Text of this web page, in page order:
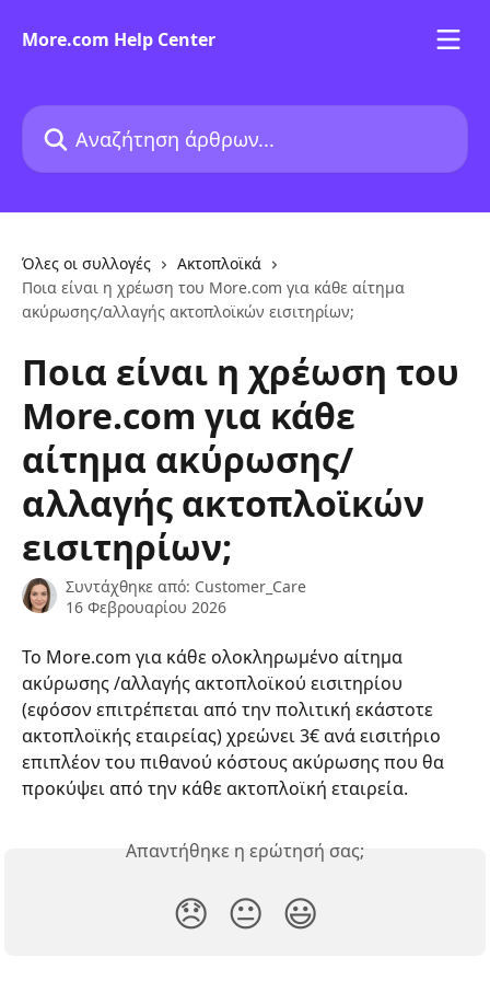
More.com Help Center
Αναζήτηση άρθρων...
Όλες οι συλλογές
Ακτοπλοϊκά
Ποια είναι η χρέωση του More.com για κάθε αίτημα
ακύρωσης/αλλαγής ακτοπλοϊκών εισιτηρίων;
Ποια είναι η χρέωση του
More.com για κάθε
αίτημα ακύρωσης/
αλλαγής ακτοπλοϊκών
εισιτηρίων;
Συντάχθηκε από: Customer_Care
16 Φεβρουαρίου 2026
To More.com για κάθε ολοκληρωμένο αίτημα
ακύρωσης /αλλαγής ακτοπλοϊκού εισιτηρίου
(εφόσον επιτρέπεται από την πολιτική εκάστοτε
ακτοπλοϊκής εταιρείας) χρεώνει 3€ ανά εισιτήριο
επιπλέον του πιθανού κόστους ακύρωσης που θα
προκύψει από την κάθε ακτοπλοϊκή εταιρεία.
Απαντήθηκε η ερώτησή σας;
😞 😐 😃